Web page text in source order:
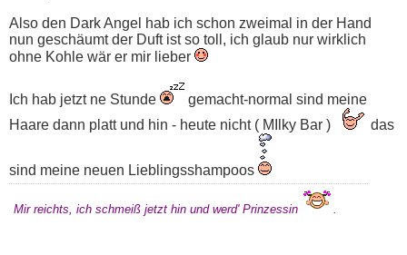
Also den Dark Angel hab ich schon zweimal in der Hand
nun geschäumt der Duft ist so toll, ich glaub nur wirklich
ohne Kohle wär er mir lieber
Ich hab jetzt ne Stunde
gemacht-normal sind meine
Haare dann platt und hin - heute nicht ( MIlky Bar )
das
sind meine neuen Lieblingsshampoos
Mir reichts, ich schmeiß jetzt hin und werd' Prinzessin